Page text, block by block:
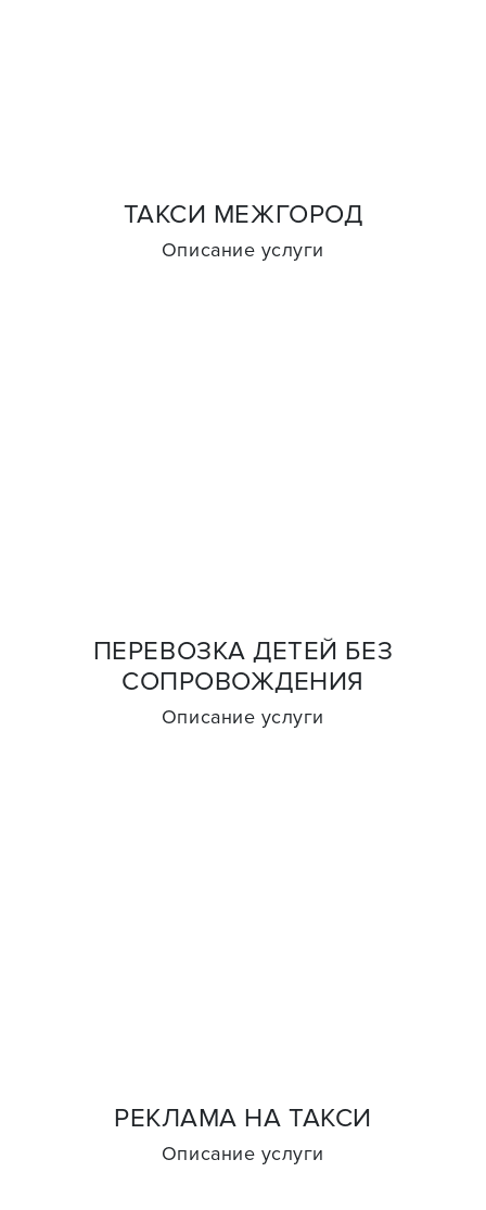
ТАКСИ МЕЖГОРОД
Описание услуги
ПЕРЕВОЗКА ДЕТЕЙ БЕЗ
СОПРОВОЖДЕНИЯ
Описание услуги
РЕКЛАМА НА ТАКСИ
Описание услуги